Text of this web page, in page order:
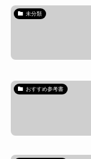
未分類
おすすめ参考書